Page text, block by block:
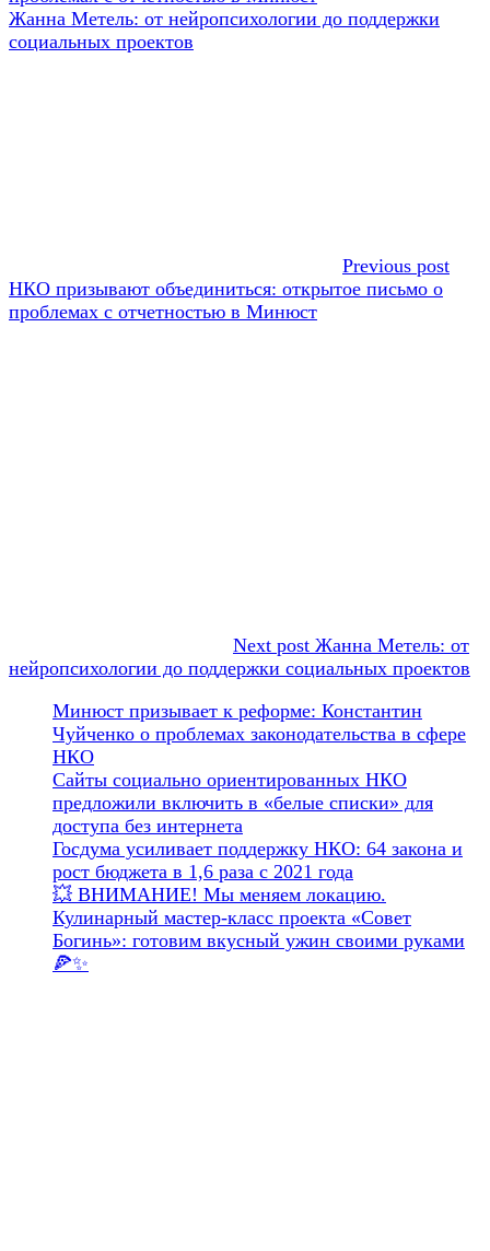
по
записям
Следующая
запись:
Жанна Метель: от нейропсихологии до поддержки
социальных проектов
Previous post
НКО призывают объединиться: открытое письмо о
проблемах с отчетностью в Минюст
Next post Жанна Метель: от
нейропсихологии до поддержки социальных проектов
Минюст призывает к реформе: Константин
Чуйченко о проблемах законодательства в сфере
НКО
Сайты социально ориентированных НКО
предложили включить в «белые списки» для
доступа без интернета
Госдума усиливает поддержку НКО: 64 закона и
рост бюджета в 1,6 раза с 2021 года
💥 ВНИМАНИЕ! Мы меняем локацию.
Кулинарный мастер-класс проекта «Совет
Богинь»: готовим вкусный ужин своими руками
🍕✨